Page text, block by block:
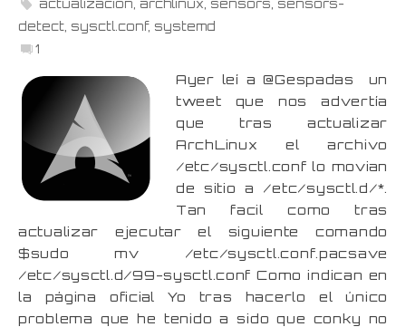
actualización archlinux sensors sensors-
detect sysctl.conf, systemd
1
Ayer leí a @Gespadas un
tweet que nos advertía
que tras actualizar
ArchLinux el archivo
/etc/sysctl.conf lo movian
de sitio a /etc/sysctl.d/*.
Tan facil como tras
actualizar ejecutar el siguiente comando
$sudo mv /etc/sysctl.conf.pacsave
/etc/sysctl.d/99-sysctl.conf Como indican en
la página oficial Yo tras hacerlo el único
problema que he tenido a sido que conky no